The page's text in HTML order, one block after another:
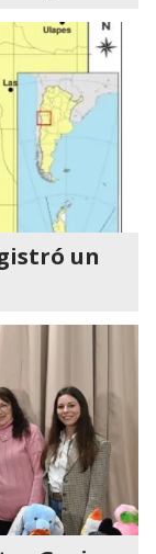
un